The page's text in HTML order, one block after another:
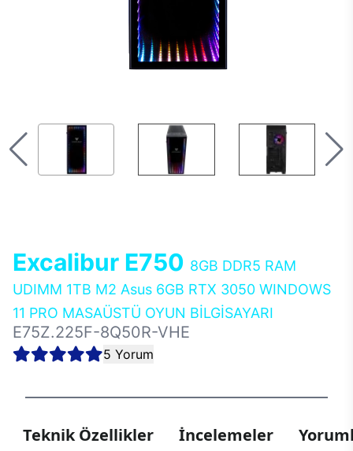
Excalibur E750 8GB DDR5 RAM
UDIMM 1TB M2 Asus 6GB RTX 3050 WINDOWS
11 PRO MASAÜSTÜ OYUN BİLGİSAYARI
E75Z.225F-8Q50R-VHE
5 Yorum
Teknik Özellikler İncelemeler